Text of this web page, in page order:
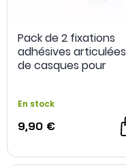
Pack de 2 fixations
adhésives articulées
de casques pour
En stock
9,90 €